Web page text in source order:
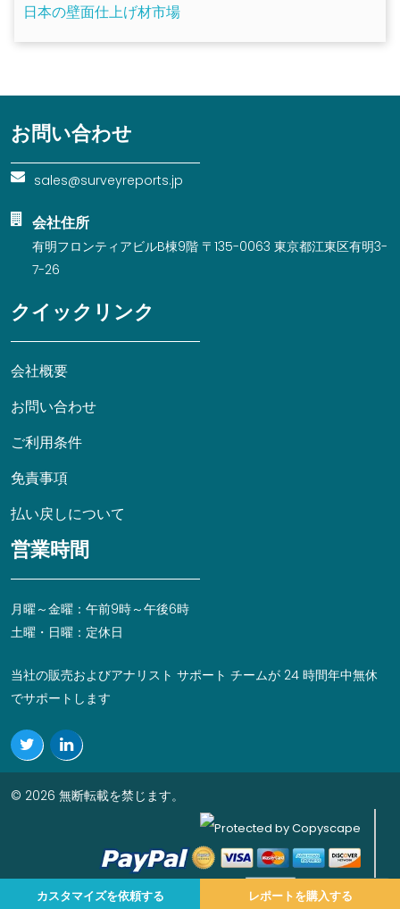
日本の壁面仕上げ材市場
カスタマイズを依頼する レポートを購入する
お問い合わせ
sales@surveyreports.jp
会社住所
有明フロンティアビルB棟9階 〒135-0063 東京都江東区有明3-
7-26
クイックリンク
会社概要
お問い合わせ
ご利用条件
免責事項
払い戻しについて
営業時間
月曜～金曜：午前9時～午後6時
土曜・日曜：定休日
当社の販売およびアナリスト サポート チームが 24 時間年中無休
でサポートします
© 2026 無断転載を禁じます。